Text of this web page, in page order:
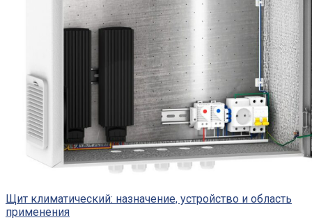
Щит климатический: назначение, устройство и область
применения